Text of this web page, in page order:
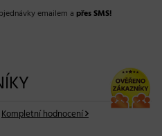
emailem a přes SMS!
Kompletní hodnocení